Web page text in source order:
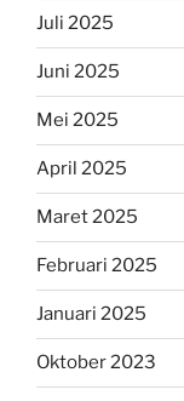
Juli 2025
Juni 2025
Mei 2025
April 2025
Maret 2025
Februari 2025
Januari 2025
Oktober 2023